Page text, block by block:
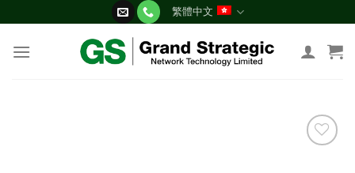
content
繁體中文